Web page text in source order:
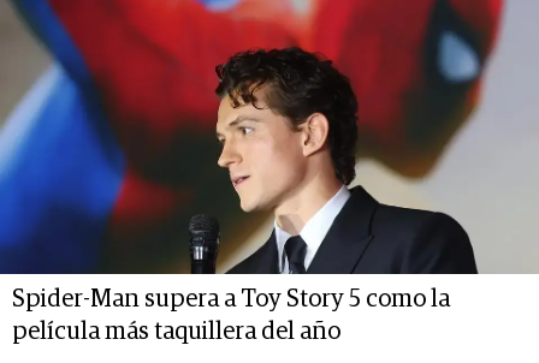
Spider-Man supera a Toy Story 5 como la
película más taquillera del año